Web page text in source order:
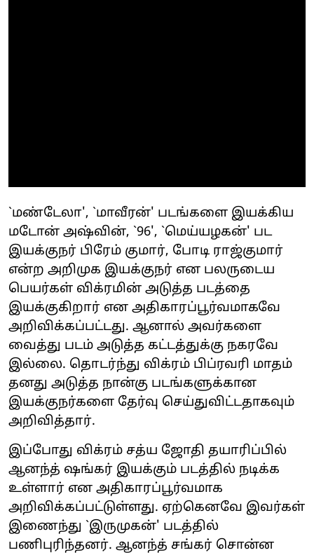
`மண்டேலா', `மாவீரன்' படங்களை இயக்கிய
மடோன் அஷ்வின், `96', `மெய்யழகன்' பட
இயக்குநர் பிரேம் குமார், போடி ராஜ்குமார்
என்ற அறிமுக இயக்குநர் என பலருடைய
பெயர்கள் விக்ரமின் அடுத்த படத்தை
இயக்குகிறார் என அதிகாரப்பூர்வமாகவே
அறிவிக்கப்பட்டது. ஆனால் அவர்களை
வைத்து படம் அடுத்த கட்டத்துக்கு நகரவே
இல்லை. தொடர்ந்து விக்ரம் பிப்ரவரி மாதம்
தனது அடுத்த நான்கு படங்களுக்கான
இயக்குநர்களை தேர்வு செய்துவிட்டதாகவும்
அறிவித்தார்.
இப்போது விக்ரம் சத்ய ஜோதி தயாரிப்பில்
ஆனந்த் ஷங்கர் இயக்கும் படத்தில் நடிக்க
உள்ளார் என அதிகாரப்பூர்வமாக
அறிவிக்கப்பட்டுள்ளது. ஏற்கெனவே இவர்கள்
இணைந்து `இருமுகன்' படத்தில்
பணிபுரிந்தனர். ஆனந்த் சங்கர் சொன்ன